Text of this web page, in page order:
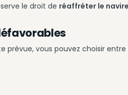
le droit de réaffréter le navire
prévue, vous pouvez choisir entre